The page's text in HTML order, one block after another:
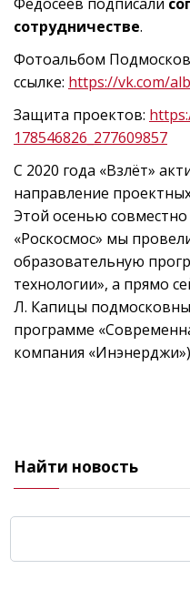
сотрудничестве.
Фотоальбом
ссылке: https://vk.com/
Защита проектов:
178546826_277609857
С 2020 года «Взлёт»
направление
Этой осенью
«Роскосмос» мы
образовательную
технологии», а прямо
Л. Капицы
программе
компания
Найти новость